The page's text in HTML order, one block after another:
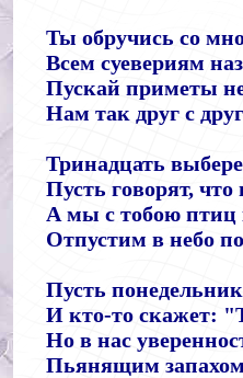
Ты обручись со
Всем суевериям
Пускай приметы
Нам так друг с
Тринадцать
Пусть говорят, что
А мы с тобою
Отпустим в небо
Пусть понедельник
И кто-то скажет:
Но в нас
Пьянящим